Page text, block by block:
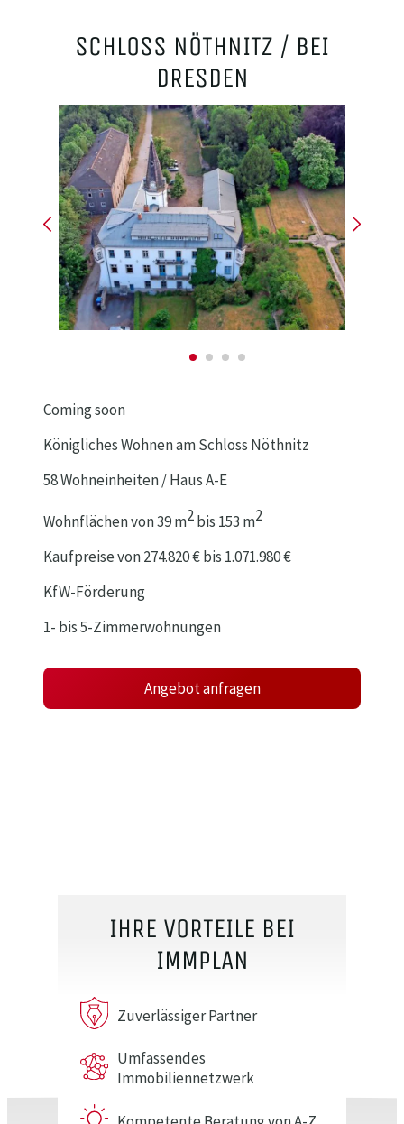
SCHLOSS NÖTHNITZ / BEI
DRESDEN
Coming soon
Königliches Wohnen am Schloss Nöthnitz
58 Wohneinheiten / Haus A-E
Wohnflächen von 39 m2bis 153 m2
Kaufpreise von 274.820 € bis 1.071.980 €
KfW-Förderung
1- bis 5-Zimmerwohnungen
Angebot anfragen
IHRE VORTEILE BEI
IMMPLAN
Zuverlässiger Partner
Umfassendes
Immobiliennetzwerk